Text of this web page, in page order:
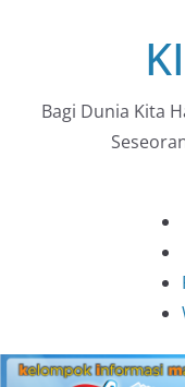
Bagi Dunia Kita